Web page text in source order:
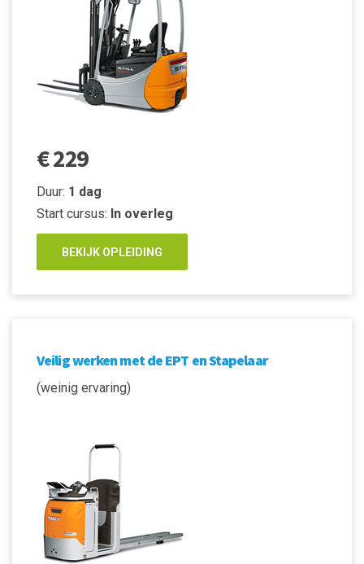
€ 229
Duur: 1 dag
Start cursus: In overleg
BEKIJK OPLEIDING
Veilig werken met de EPT en Stapelaar
(weinig ervaring)